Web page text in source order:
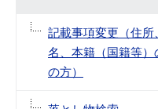
記載事項変更（住所
名、本籍（国籍等）
の方）